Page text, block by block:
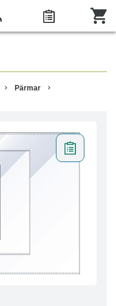
Pärmar